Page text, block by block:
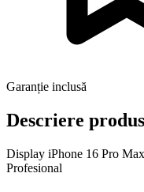
Garanție inclusă
Descriere produs
Display iPhone 16 Pro
Profesional